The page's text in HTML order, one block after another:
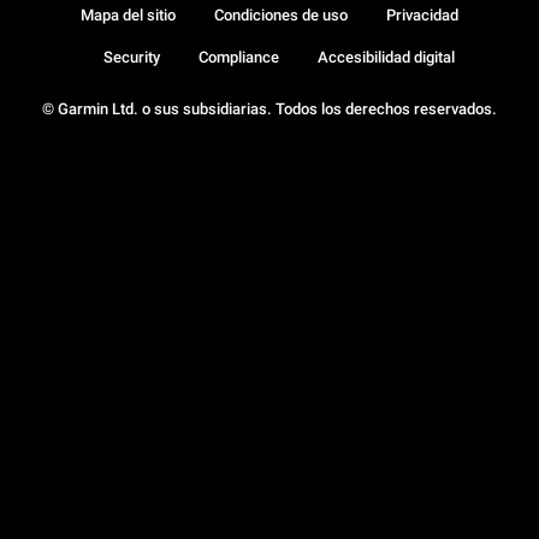
© Garmin Ltd. o sus subsidiarias. Todos los derechos reservados.
Mapa del sitio Condiciones de uso Privacidad
Security Compliance Accesibilidad digital